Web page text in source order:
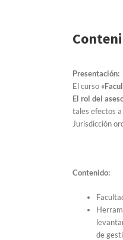
Presentación:
El curso
El rol del
tales efectos
Jurisdicción
Contenido:
de